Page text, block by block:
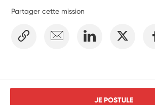
Partager cette mission
JE POSTULE